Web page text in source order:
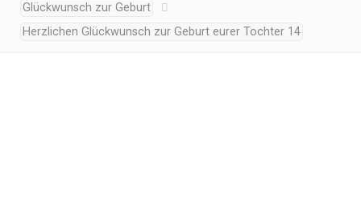
Glückwunsch zur Geburt
Herzlichen Glückwunsch zur Geburt eurer Tochter 14